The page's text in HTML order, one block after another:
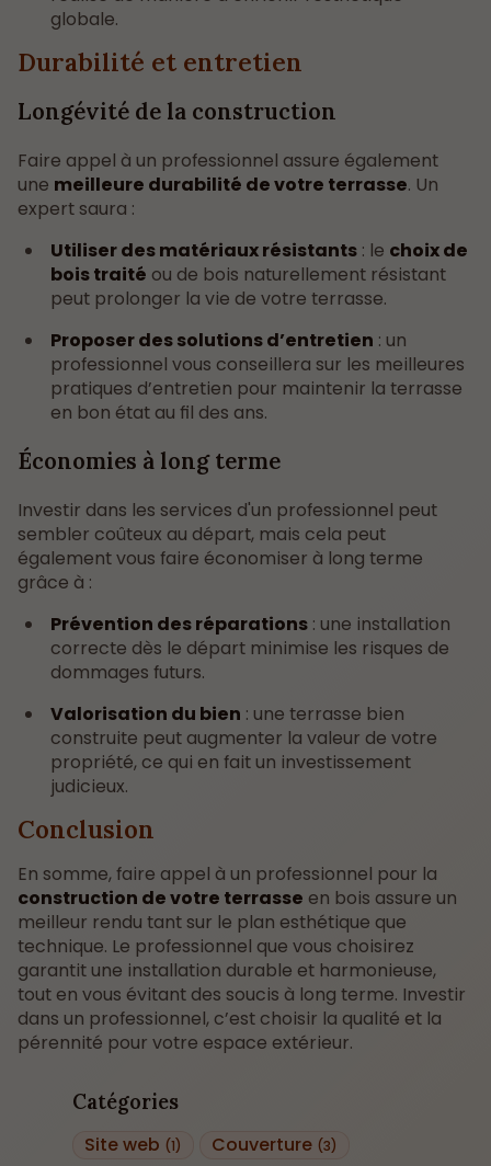
Catégories
Site web (1) Couverture (3)
globale.
Durabilité et entretien
Longévité de la construction
Faire appel à un professionnel assure également
une meilleure durabilité de votre terrasse. Un
expert saura :
Utiliser des matériaux résistants: le choix de
bois traité ou de bois naturellement résistant
peut prolonger la vie de votre terrasse.
Proposer des solutions d’entretien : un
professionnel vous conseillera sur les meilleures
pratiques d’entretien pour maintenir la terrasse
en bon état au fil des ans.
Économies à long terme
Investir dans les services d'un professionnel peut
sembler coûteux au départ, mais cela peut
également vous faire économiser à long terme
grâce à :
Prévention des réparations: une installation
correcte dès le départ minimise les risques de
dommages futurs.
Valorisation du bien : une terrasse bien
construite peut augmenter la valeur de votre
propriété, ce qui en fait un investissement
judicieux.
Conclusion
En somme, faire appel à un professionnel pour la
construction de votre terrasse en bois assure un
meilleur rendu tant sur le plan esthétique que
technique. Le professionnel que vous choisirez
garantit une installation durable et harmonieuse,
tout en vous évitant des soucis à long terme. Investir
dans un professionnel, c’est choisir la qualité et la
pérennité pour votre espace extérieur.